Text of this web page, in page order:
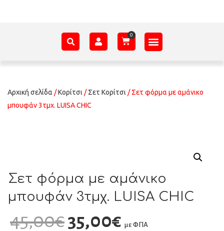
Αρχική σελίδα /Κορίτσι /Σετ Κορίτσι / Σετ φόρμα με αμάνικο
μπουφάν 3τμχ. LUISA CHIC
Σετ φόρμα με αμάνικο
μπουφάν 3τμχ. LUISA CHIC
45,00€35,00€ με ΦΠΑ